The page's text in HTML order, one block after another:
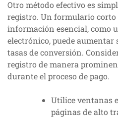
Otro método efectivo es
registro. Un formulario corto
información esencial, como
electrónico, puede
tasas de conversión.
registro de manera
durante el proceso de pago.
Utilice ventanas
páginas de alto